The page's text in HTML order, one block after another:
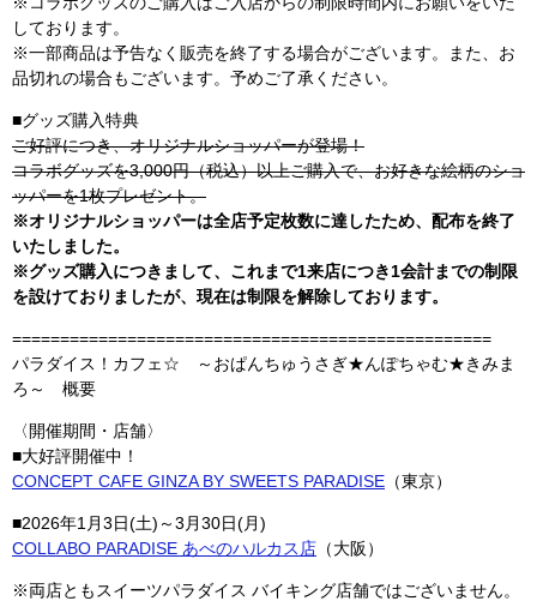
しております。
※一部商品は予告なく販売を終了する場合がございます。また、お
品切れの場合もございます。予めご了承ください。
■グッズ購入特典
ご好評につき、オリジナルショッパーが登場！
コラボグッズを3,000円（税込）以上ご購入で、お好きな絵柄のショ
ッパーを1枚プレゼント。
※オリジナルショッパーは全店予定枚数に達したため、配布を終了
いたしました。
※グッズ購入につきまして、これまで1来店につき1会計までの制限
を設けておりましたが、現在は制限を解除しております。
==================================================
パラダイス！カフェ☆ ～おぱんちゅうさぎ★んぽちゃむ★きみま
ろ～ 概要
〈開催期間・店舗〉
■大好評開催中！
CONCEPT CAFE GINZA BY SWEETS PARADISE （東京）
■2026年1月3日(土)～3月30日(月)
COLLABO PARADISE あべのハルカス店 （大阪）
※両店ともスイーツパラダイス バイキング店舗ではございません。